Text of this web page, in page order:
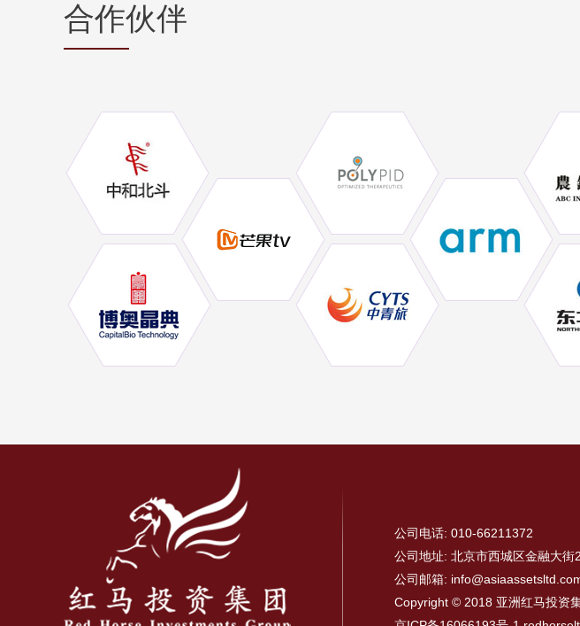
合作伙伴
公司电话: 010-66211372
公司地址: 北京市西城区金融大街
公司邮箱:
Copyright © 2018 亚洲红马投